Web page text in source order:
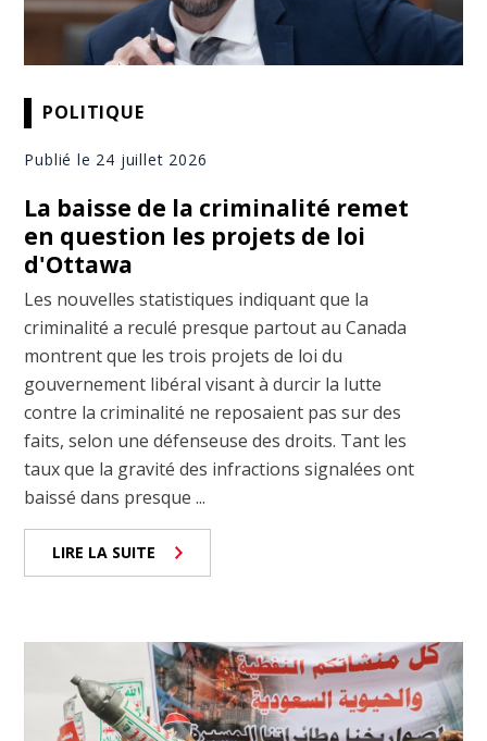
POLITIQUE
Publié le 24 juillet 2026
La baisse de la criminalité remet
en question les projets de loi
d'Ottawa
Les nouvelles statistiques indiquant que la
criminalité a reculé presque partout au Canada
montrent que les trois projets de loi du
gouvernement libéral visant à durcir la lutte
contre la criminalité ne reposaient pas sur des
faits, selon une défenseuse des droits. Tant les
taux que la gravité des infractions signalées ont
baissé dans presque ...
LIRE LA SUITE